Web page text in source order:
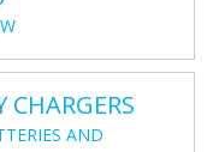
AND